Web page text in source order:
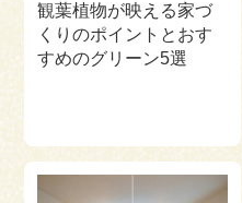
観葉植物が映える家づ
くりのポイントとおす
すめのグリーン5選